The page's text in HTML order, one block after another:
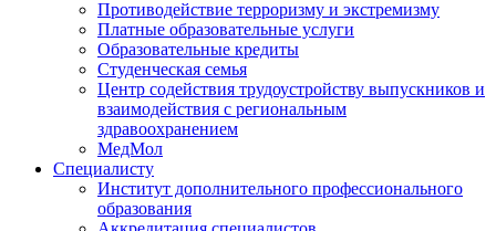
Противодействие терроризму и экстремизму
Платные образовательные услуги
Образовательные кредиты
Студенческая семья
Центр содействия трудоустройству выпускников и
взаимодействия с региональным
здравоохранением
МедМол
Специалисту
Институт дополнительного профессионального
образования